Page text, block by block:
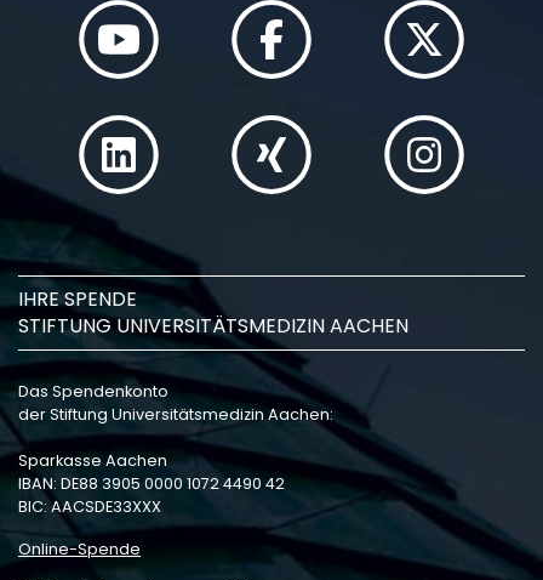
IHRE SPENDE
STIFTUNG UNIVERSITÄTSMEDIZIN AACHEN
Das Spendenkonto
der Stiftung Universitätsmedizin Aachen:
Sparkasse Aachen
IBAN: DE88 3905 0000 1072 4490 42
BIC: AACSDE33XXX
Online-Spende